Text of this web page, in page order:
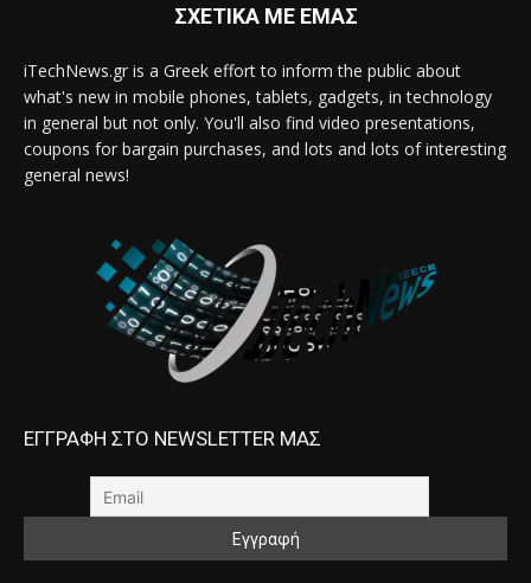
ΣΧΕΤΙΚΑ ΜΕ ΕΜΑΣ
iTechNews.gr is a Greek effort to inform the public about
what's new in mobile phones, tablets, gadgets, in technology
in general but not only. You'll also find video presentations,
coupons for bargain purchases, and lots and lots of interesting
general news!
ΕΓΓΡΑΦΗ ΣΤΟ NEWSLETTER ΜΑΣ